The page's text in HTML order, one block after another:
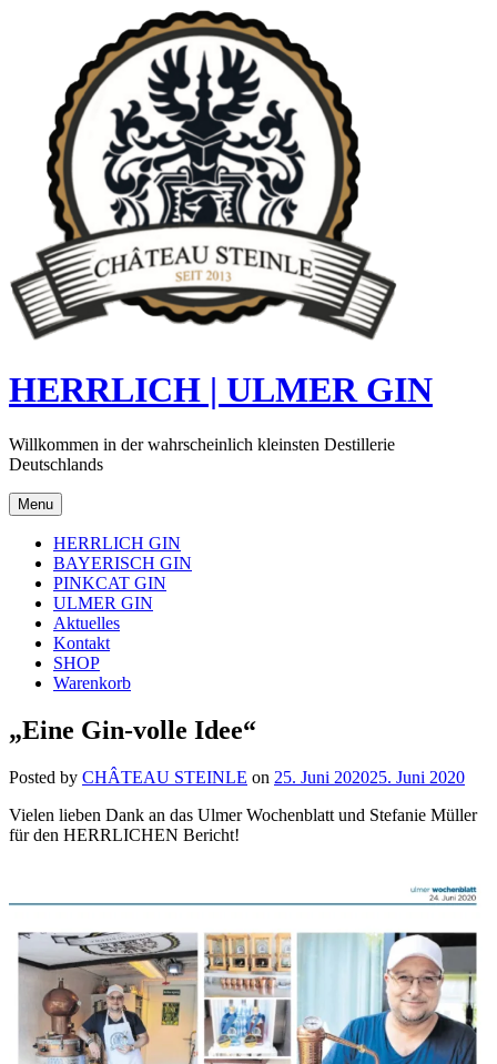
HERRLICH | ULMER GIN
Willkommen in der wahrscheinlich kleinsten Destillerie
Deutschlands
Menu
HERRLICH GIN
BAYERISCH GIN
PINKCAT GIN
ULMER GIN
Aktuelles
Kontakt
SHOP
Warenkorb
„Eine Gin-volle Idee“
Posted by CHÂTEAU STEINLE on 25. Juni 202025. Juni 2020
Vielen lieben Dank an das Ulmer Wochenblatt und Stefanie Müller
für den HERRLICHEN Bericht!